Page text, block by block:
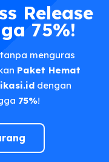
Release
75%!
menguras
Paket Hemat
dengan
75%!